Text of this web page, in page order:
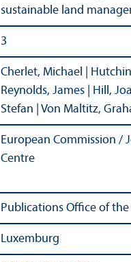
sustainable land
3
Cherlet, Michael |
Reynolds, James | Hill,
Stefan | Von Maltitz,
European Commission /
Centre
Publications Office of the
Luxemburg